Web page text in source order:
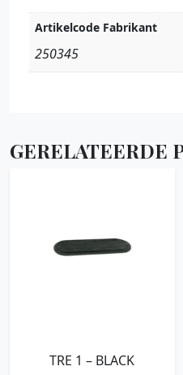
Artikelcode Fabrikant
250345
GERELATEERDE
TRE 1 – BLACK